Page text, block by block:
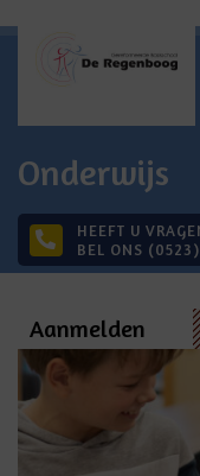
Onderwijs
HEEFT U
BEL ONS
Aanmelden